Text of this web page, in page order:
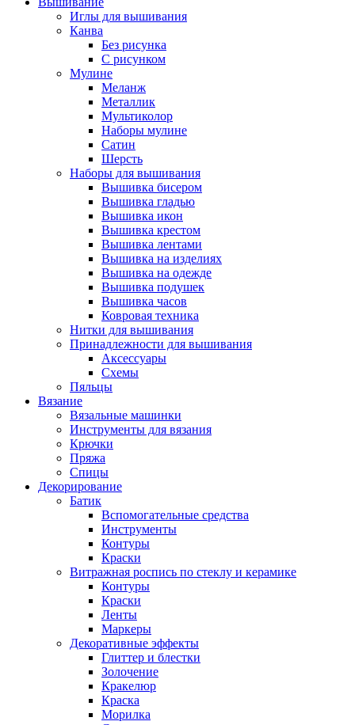
Иглы для вышивания
Канва
Без рисунка
С рисунком
Мулине
Меланж
Металлик
Мультиколор
Наборы мулине
Сатин
Шерсть
Наборы для вышивания
Вышивка бисером
Вышивка гладью
Вышивка икон
Вышивка крестом
Вышивка лентами
Вышивка на изделиях
Вышивка на одежде
Вышивка подушек
Вышивка часов
Ковровая техника
Нитки для вышивания
Принадлежности для вышивания
Аксессуары
Схемы
Пяльцы
Вязание
Вязальные машинки
Инструменты для вязания
Крючки
Пряжа
Спицы
Декорирование
Батик
Вспомогательные средства
Инструменты
Контуры
Краски
Витражная роспись по стеклу и керамике
Контуры
Краски
Ленты
Маркеры
Декоративные эффекты
Глиттер и блестки
Золочение
Кракелюр
Краска
Морилка